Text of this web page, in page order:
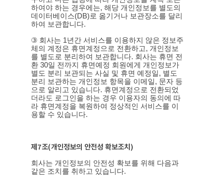
하여야 하는 경우에는,해당 개인정보를 별도의
데이터베이스(DB)로 옮기거나 보관장소를 달리
하여 보관합니다.
③ 회사는 1년간 서비스를 이용하지 않은 정보주
체의 계정은 휴면계정으로 전환하고, 개인정보
를 별도로 분리하여 보관합니다. 회사는 휴면 전
환 30일 전까지 휴면예정 회원에게 개인정보가
별도 분리 보관되는 사실 및 휴면 예정일, 별도
분리 보관하는 개인정보 항목을 이메일, 문자 등
으로 알리고 있습니다. 휴면계정으로 전환되었
더라도 로그인을 하는 경우 이용자의 동의에 따
라 휴면계정을 복원하여 정상적인 서비스를 이
용할 수 있습니다.
제7조(개인정보의 안전성 확보조치)
회사는 개인정보의 안전성 확보를 위해 다음과
같은 조치를 취하고 있습니다.